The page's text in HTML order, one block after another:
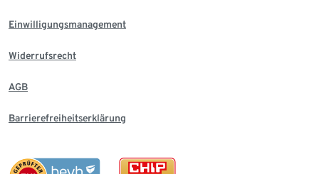
Einwilligungsmanagement
Widerrufsrecht
AGB
Barrierefreiheitserklärung